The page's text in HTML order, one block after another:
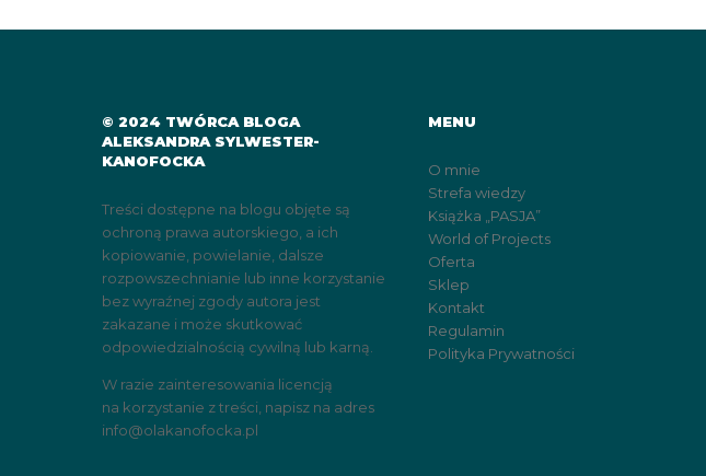
© 2024 TWÓRCA BLOGA
ALEKSANDRA SYLWESTER-
KANOFOCKA
Treści dostępne na blogu objęte są
ochroną prawa autorskiego, a ich
kopiowanie, powielanie, dalsze
rozpowszechnianie lub inne korzystanie
bez wyraźnej zgody autora jest
zakazane i może skutkować
odpowiedzialnością cywilną lub karną.
W razie zainteresowania licencją
na korzystanie z treści, napisz na adres
info@olakanofocka.pl
MENU
O mnie
Strefa wiedzy
Książka „PASJA”
World of Projects
Oferta
Sklep
Kontakt
Regulamin
Polityka Prywatności